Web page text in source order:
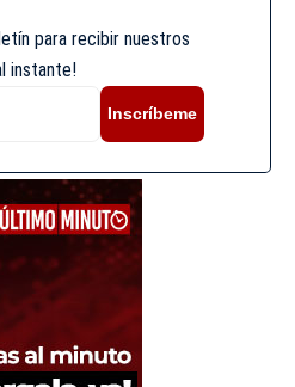
para recibir nuestros
instante!
Inscríbeme